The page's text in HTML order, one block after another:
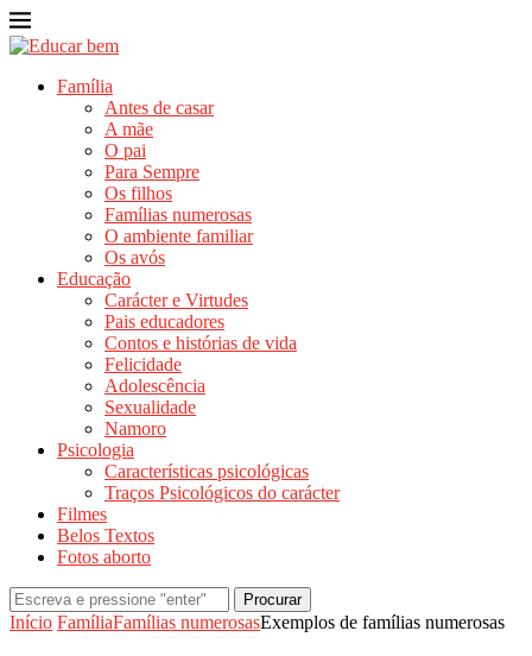
Família
Antes de casar
A mãe
O pai
Para Sempre
Os filhos
Famílias numerosas
O ambiente familiar
Os avós
Educação
Carácter e Virtudes
Pais educadores
Contos e histórias de vida
Felicidade
Adolescência
Sexualidade
Namoro
Psicologia
Características psicológicas
Traços Psicológicos do carácter
Filmes
Belos Textos
Fotos aborto
Procurar
Início FamíliaFamílias numerosasExemplos de famílias numerosas